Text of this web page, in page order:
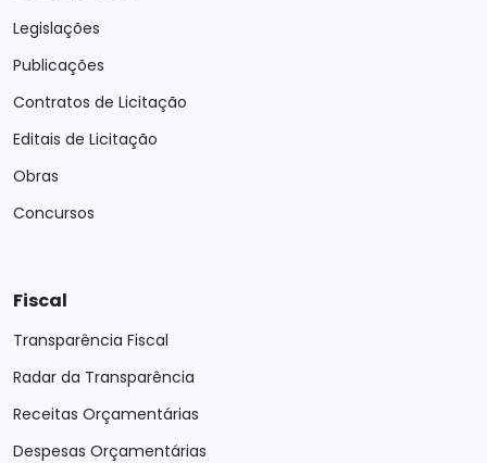
Legislações
Publicações
Contratos de Licitação
Editais de Licitação
Obras
Concursos
Fiscal
Transparência Fiscal
Radar da Transparência
Receitas Orçamentárias
Despesas Orçamentárias